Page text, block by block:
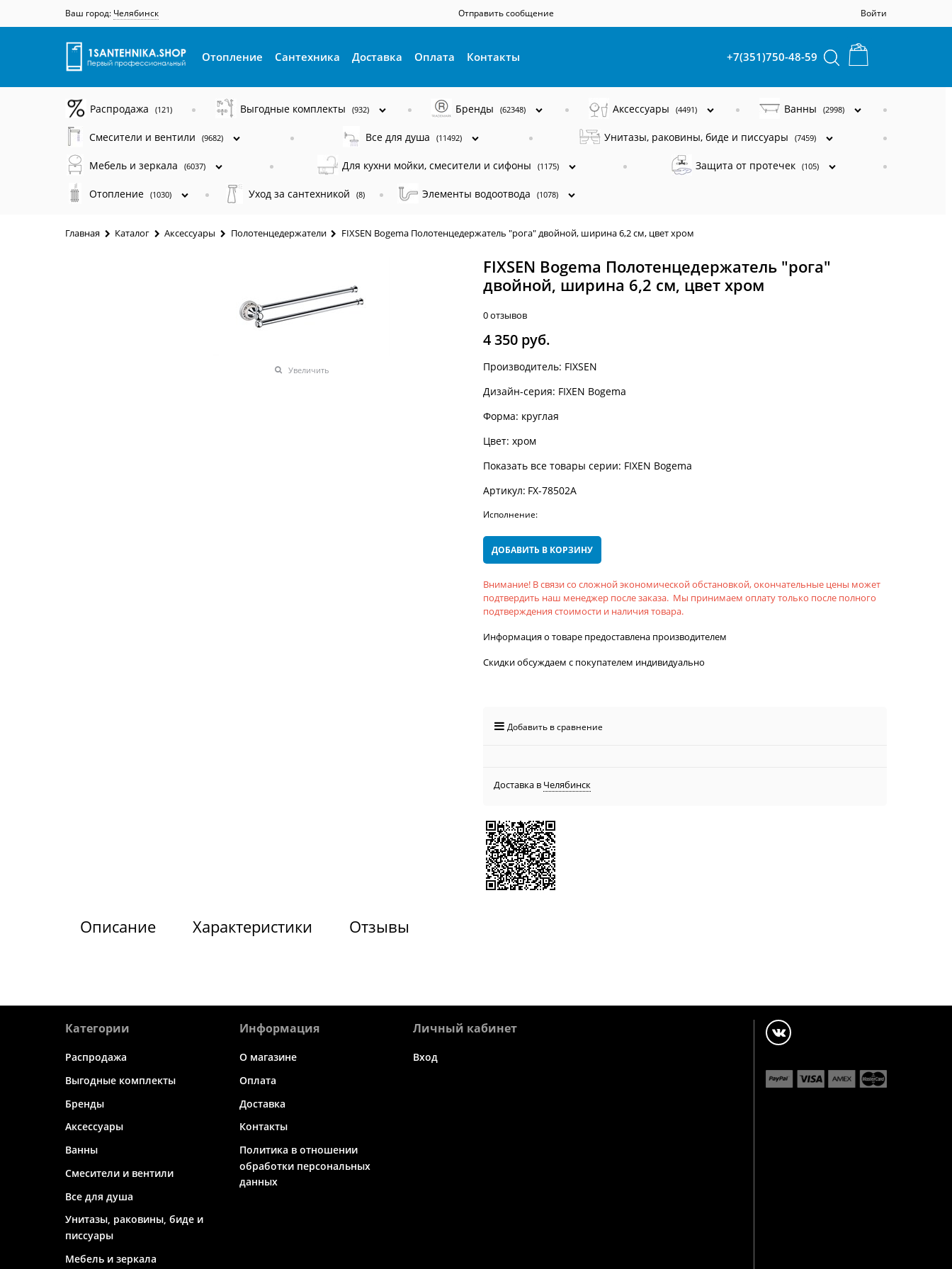
Ваш город: Челябинск Отправить сообщение Войти
Отопление Сантехника Доставка Оплата Контакты +7(351)750-48-59
Распродажа (121) Выгодные комплекты (932) Бренды (62348) Аксессуары (4491) Ванны (2998)
Смесители и вентили (9682) Все для душа (11492) Унитазы, раковины, биде и писсуары (7459)
Мебель и зеркала (6037) Для кухни мойки, смесители и сифоны (1175) Защита от протечек (105)
Отопление (1030) Уход за сантехникой (8) Элементы водоотвода (1078)
Главная Каталог Аксессуары Полотенцедержатели FIXSEN Bogema Полотенцедержатель "рога" двойной, ширина 6,2 см, цвет хром
Увеличить
FIXSEN Bogema Полотенцедержатель "рога"
двойной, ширина 6,2 см, цвет хром
0 отзывов
4 350 руб.
Производитель: FIXSEN
Дизайн-серия: FIXEN Bogema
Форма: круглая
Цвет: хром
Показать все товары серии: FIXEN Bogema
Артикул: FX-78502A
Исполнение:
ДОБАВИТЬ В КОРЗИНУ
Внимание! В связи со сложной экономической обстановкой, окончательные цены может
подтвердить наш менеджер после заказа. Мы принимаем оплату только после полного
подтверждения стоимости и наличия товара.
Информация о товаре предоставлена производителем
Скидки обсуждаем с покупателем индивидуально
Добавить в сравнение
Доставка в Челябинск
Описание Характеристики Отзывы
Категории
Распродажа
Выгодные комплекты
Бренды
Аксессуары
Ванны
Смесители и вентили
Все для душа
Унитазы, раковины, биде и
писсуары
Мебель и зеркала
Информация
О магазине
Оплата
Доставка
Контакты
Политика в отношении
обработки персональных
данных
Личный кабинет
Вход